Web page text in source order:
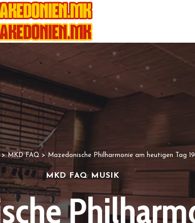
>MKD FAQ > Mazedonische Philharmonie am heutigen Tag
MKD FAQ MUSIK